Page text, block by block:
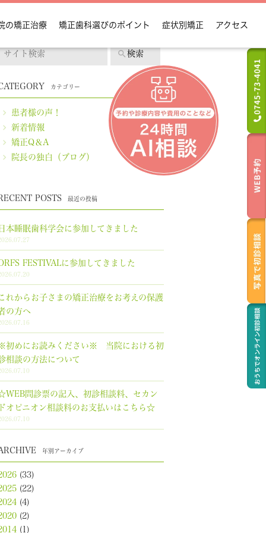
の矯正治療 矯正歯科選びのポイント 症状別矯正 アクセス
カテゴリー
テゴリー
患者様の声！
新着情報
矯正Q＆A
院長の独白（ブログ）
RECENT POSTS 最近の投稿
日本睡眠歯科学会に参加してきました
FESTIVALに参加してきました
これからお子さまの矯正治療をお考えの保護
の方へ
初めにお読みください※ 当院における初
相談の方法について
問診票の記入、初診相談料、セカン
ドオピニオン相談料のお支払いはこちら☆
年別アーカイブ
(33)
(22)
(4)
(2)
(1)